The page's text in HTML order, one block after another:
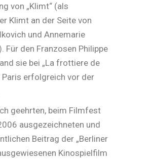
von „Klimt“ (als
Klimt an der Seite von
und Annemarie
Für den Franzosen Philippe
sie bei „La frottiere de
Paris erfolgreich vor der
geehrten, beim Filmfest
ausgezeichneten und
Beitrag der „Berliner
Kinospielfilm